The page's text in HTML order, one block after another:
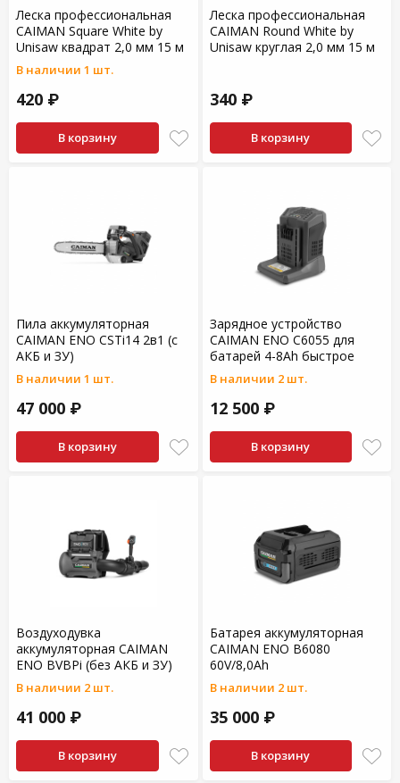
Леска профессиональная
CAIMAN Square White by
Unisaw квадрат 2,0 мм 15 м
В наличии 1 шт.
420 ₽
В корзину
Леска профессиональная
CAIMAN Round White by
Unisaw круглая 2,0 мм 15 м
340 ₽
В корзину
Пила аккумуляторная
CAIMAN ENO CSTi14 2в1 (с
АКБ и ЗУ)
В наличии 1 шт.
47 000 ₽
В корзину
Зарядное устройство
CAIMAN ENO C6055 для
батарей 4-8Ah быстрое
В наличии 2 шт.
12 500 ₽
В корзину
Воздуходувка
аккумуляторная CAIMAN
ENO BVBPi (без АКБ и ЗУ)
В наличии 2 шт.
41 000 ₽
В корзину
Батарея аккумуляторная
CAIMAN ENO B6080
60V/8,0Ah
В наличии 2 шт.
35 000 ₽
В корзину